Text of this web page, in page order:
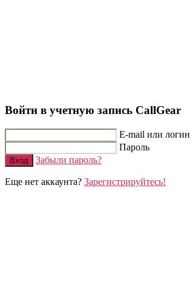
Войти в учетную запись CallGear
E-mail или логин
Пароль
Вход Забыли пароль?
Еще нет аккаунта? Зарегистрируйтесь!